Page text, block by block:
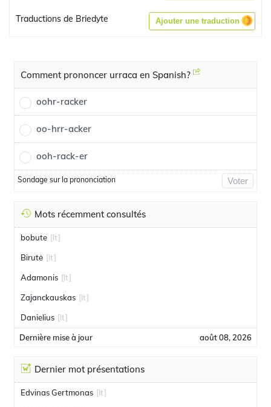
Traductions de Briedyte Ajouter une traduction
Comment prononcer urraca en Spanish?
oohr-racker
oo-hrr-acker
ooh-rack-er
Sondage sur la prononciation Voter
Mots récemment consultés
bobute [lt]
Birutė [lt]
Adamonis [lt]
Zajanckauskas [lt]
Danielius [lt]
Dernière mise à jour août 08, 2026
Dernier mot présentations
Edvinas Gertmonas [lt]